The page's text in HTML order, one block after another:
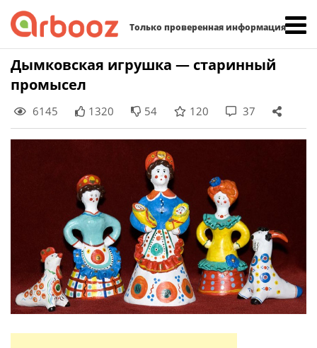
Только проверенная информация
Skip
to
content
Дымковская игрушка — старинный
промысел
6145 1320 54 120 37
Найти: